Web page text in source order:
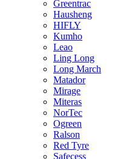
Greentrac
Hausheng
HIFLY
Kumho
Leao
Ling Long
Long March
Matador
Mirage
Miteras
NorTec
Ogreen
Ralson
Red Tyre
Safecess